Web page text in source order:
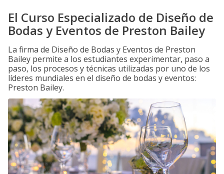
El Curso Especializado de Diseño de
Bodas y Eventos de Preston Bailey
La firma de Diseño de Bodas y Eventos de Preston
Bailey permite a los estudiantes experimentar, paso a
paso, los procesos y técnicas utilizadas por uno de los
líderes mundiales en el diseño de bodas y eventos:
Preston Bailey.